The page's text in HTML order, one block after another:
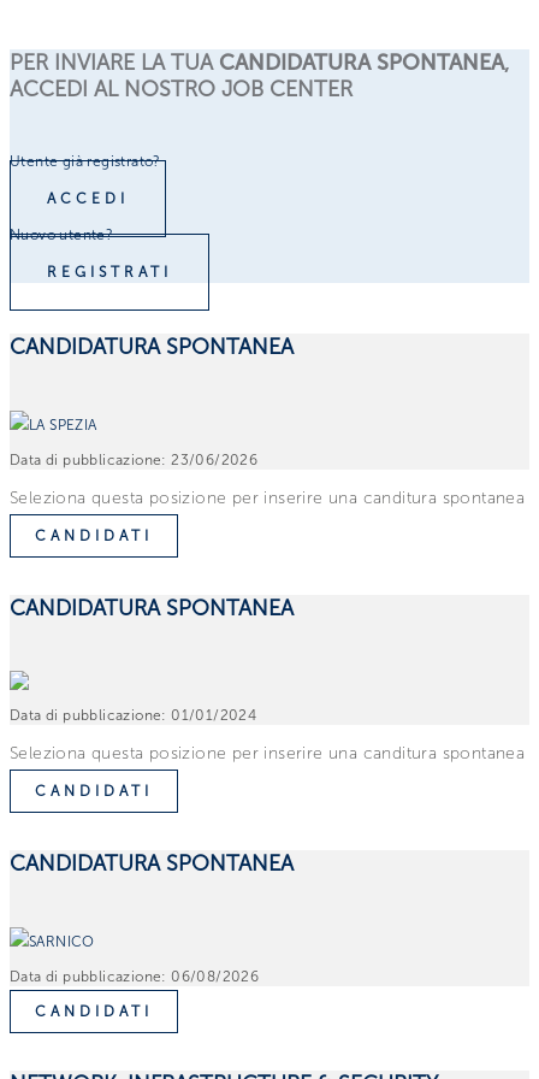
PER INVIARE LA TUA CANDIDATURA SPONTANEA,
ACCEDI AL NOSTRO JOB CENTER
Utente già registrato?
ACCEDI
Nuovo utente?
REGISTRATI
CANDIDATURA SPONTANEA
LA SPEZIA
Data di pubblicazione: 23/06/2026
Seleziona questa posizione per inserire una canditura spontanea
CANDIDATI
CANDIDATURA SPONTANEA
Data di pubblicazione:01/01/2024
Seleziona questa posizione per inserire una canditura spontanea
CANDIDATI
CANDIDATURA SPONTANEA
SARNICO
Data di pubblicazione:06/08/2026
CANDIDATI